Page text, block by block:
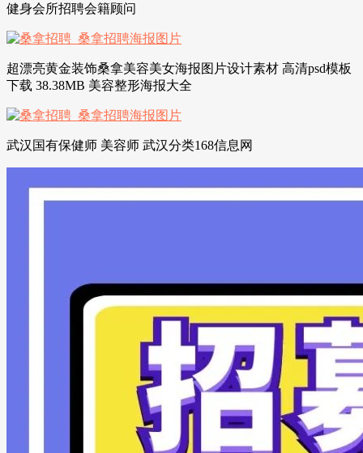
健身会所招聘会籍顾问
超漂亮黄金装饰桑拿美容美女海报图片设计素材 高清psd模板
下载 38.38MB 美容整形海报大全
武汉国有保健师 美容师 武汉分类168信息网